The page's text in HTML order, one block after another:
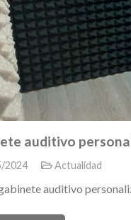
auditivo
2024 Actualidad
auditivo